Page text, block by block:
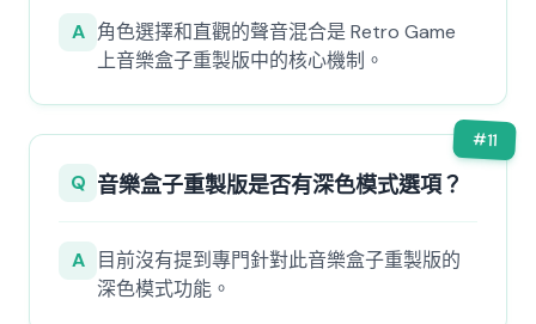
A 角色選擇和直觀的聲音混合是 Retro Game
上音樂盒子重製版中的核心機制。
#11
Q 音樂盒子重製版是否有深色模式選項？
A
目前沒有提到專門針對此音樂盒子重製版的
深色模式功能。